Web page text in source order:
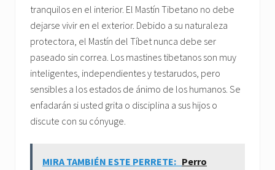
tranquilos en el interior. El Mastín Tibetano no debe
dejarse vivir en el exterior. Debido a su naturaleza
protectora, el Mastín del Tíbet nunca debe ser
paseado sin correa. Los mastines tibetanos son muy
inteligentes, independientes y testarudos, pero
sensibles a los estados de ánimo de los humanos. Se
enfadarán si usted grita o disciplina a sus hijos o
discute con su cónyuge.
MIRA TAMBIÉN ESTE PERRETE: Perro